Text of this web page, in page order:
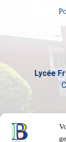
Lycée